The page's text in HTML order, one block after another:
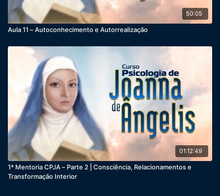
50:05
Aula 11 – Autoconhecimento e Autorrealização
01:12:49
1ª Mentoria CPJA – Parte 2 | Consciência, Relacionamentos e
Transformação Interior